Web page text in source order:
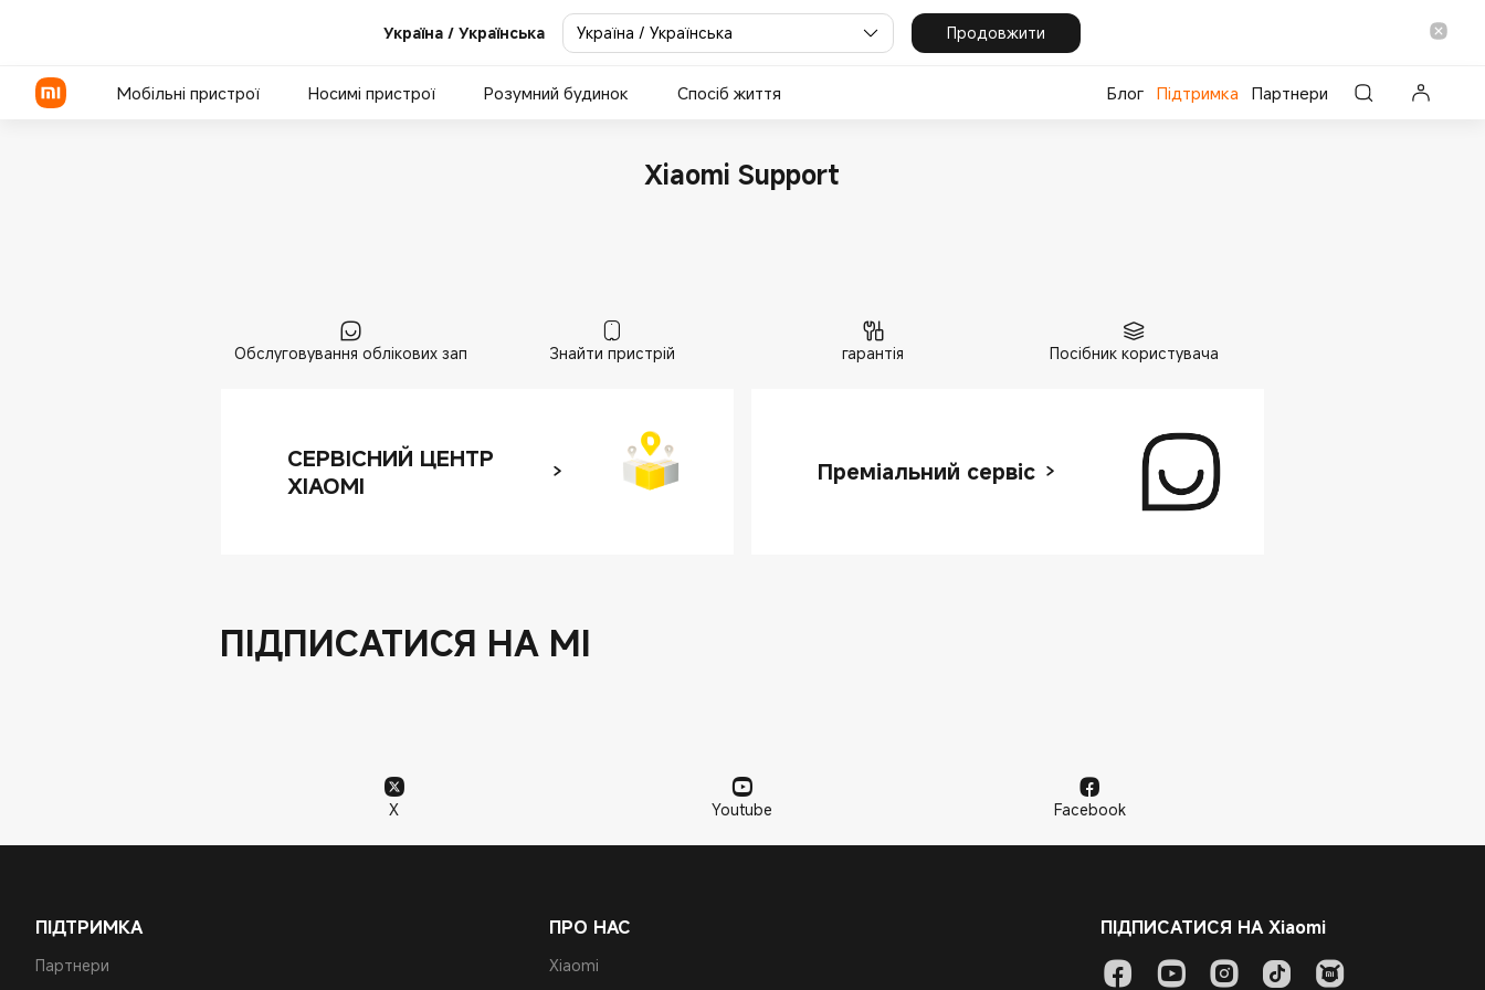
Україна / Українська Україна / Українська Продовжити
Мобільні пристрої Носимі пристрої Розумний будинок Спосіб життя Блог Підтримка Партнери
Підтримка | Xiaomi Україна
Xiaomi Support
Обслуговування облікових зап Знайти пристрій гарантія Посібник користувача
СЕРВІСНИЙ ЦЕНТР
XIAOMI
Преміальний сервіс
ПІДПИСАТИСЯ НА МІ
X Youtube Facebook
ПІДТРИМКА
Партнери
ПРО НАС
Xiaomi
ПІДПИСАТИСЯ НА Xiaomi